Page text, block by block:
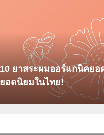
10 ยาสระผมออร์แกนิคย
ยอดนิยมในไทย!